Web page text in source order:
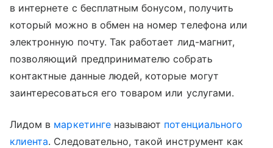
в интернете с бесплатным бонусом, получить
который можно в обмен на номер телефона или
электронную почту. Так работает лид-магнит,
позволяющий предпринимателю собрать
контактные данные людей, которые могут
заинтересоваться его товаром или услугами.
Лидом в маркетингеназывают потенциального
клиента. Следовательно, такой инструмент как